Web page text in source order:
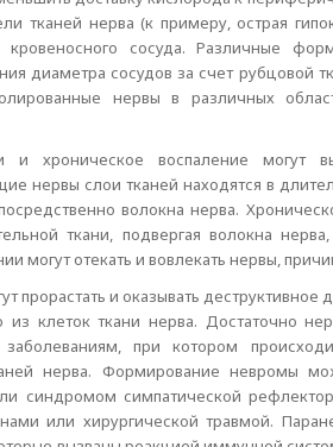
тканей нерва (к примеру, острая
сосуда. Различные
диаметра сосудов за счет рубцовой
нервы в различных
и хроническое воспаление могут
нервы слои тканей находятся в
волокна нерва.
ткани, подвергая волокна
могут отекать и вовлекать нервы,
прорастать и оказывать деструктивное
из клеток ткани нерва. Достаточно
при котором
нерва. Формирование невромы
синдромом симпатической
или хирургической травмой.